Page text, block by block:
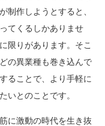
制作しようとすると、
てくるしかありませ
限りがあります。そこ
の異業種も巻き込んで
ることで、より手軽に
いとのことです。
に激動の時代を生き抜